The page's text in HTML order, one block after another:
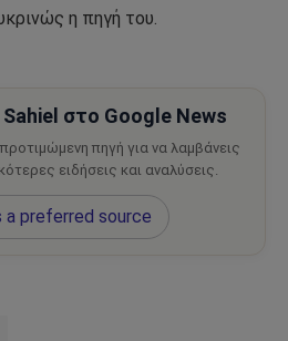
η πηγή του.
στο Google News
πηγή για να λαμβάνεις
ειδήσεις και αναλύσεις.
a preferred source